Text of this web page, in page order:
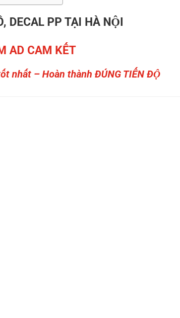
DECAL PP TẠI HÀ NỘI
AD CAM KẾT
nhất – Hoàn thành ĐÚNG TIẾN ĐỘ